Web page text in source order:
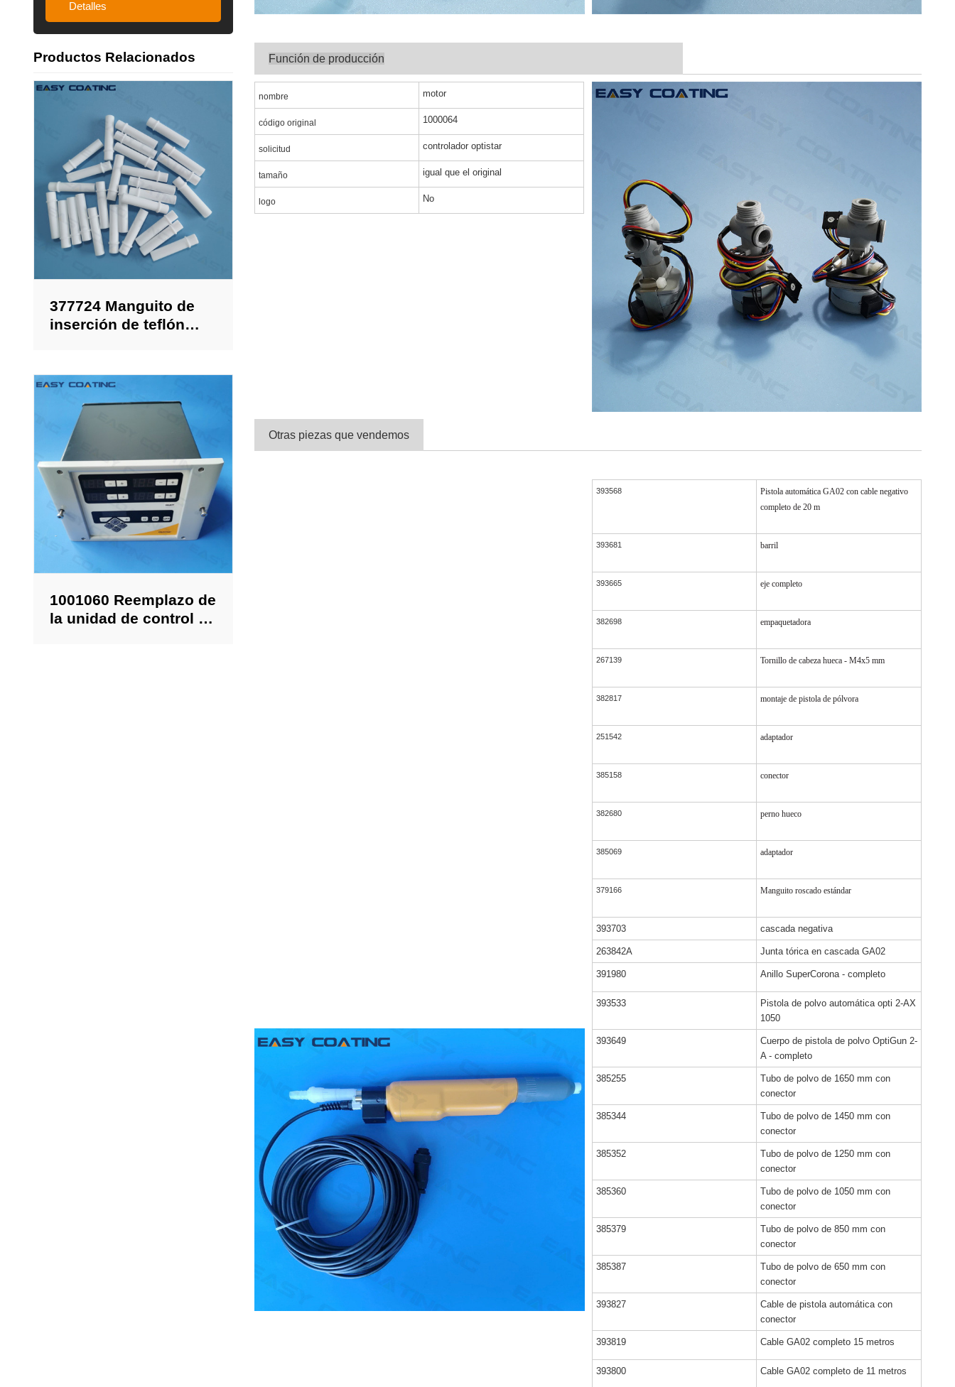
Detalles
Productos Relacionados
377724 Manguito de
inserción de teflón
polvo IG02
1001060 Reemplazo de
la unidad de control de
Función de producción
nombre motor
código original 1000064
solicitud controlador optistar
tamaño igual que el original
logo No
Otras piezas que vendemos
393568
Pistola automática GA02 con cable negativo
completo de 20 m
393681 barril
393665 eje completo
382698 empaquetadora
267139 Tornillo de cabeza hueca - M4x5 mm
382817 montaje de pistola de pólvora
251542 adaptador
385158 conector
382680 perno hueco
385069 adaptador
379166 Manguito roscado estándar
393703 cascada negativa
263842A Junta tórica en cascada GA02
391980 Anillo SuperCorona - completo
393533
Pistola de polvo automática opti 2-AX
1050
393649
Cuerpo de pistola de polvo OptiGun 2-
A - completo
385255
Tubo de polvo de 1650 mm con
conector
385344
Tubo de polvo de 1450 mm con
conector
385352
Tubo de polvo de 1250 mm con
conector
385360
Tubo de polvo de 1050 mm con
conector
385379
Tubo de polvo de 850 mm con
conector
385387
Tubo de polvo de 650 mm con
conector
393827
Cable de pistola automática con
conector
393819 Cable GA02 completo 15 metros
393800 Cable GA02 completo de 11 metros